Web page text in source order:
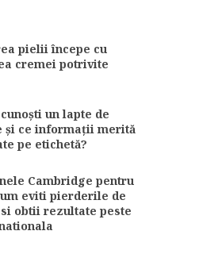
pielii începe cu
cremei potrivite
un lapte de
și ce informații merită
pe etichetă?
Cambridge pentru
eviti pierderile de
obtii rezultate peste